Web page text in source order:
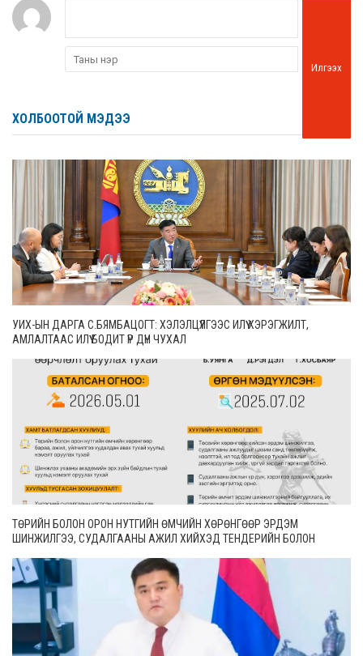
Илгээх
ХОЛБООТОЙ МЭДЭЭ
УИХ-ЫН ДАРГА С.БЯМБАЦОГТ: ХЭЛЭЛЦҮҮЛГЭЭС ИЛҮҮ ХЭРЭГЖИЛТ,
АМЛАЛТААС ИЛҮҮ БОДИТ ҮР ДҮН ЧУХАЛ
ТӨРИЙН БОЛОН ОРОН НУТГИЙН ӨМЧИЙН ХӨРӨНГӨӨР ЭРДЭМ
ШИНЖИЛГЭЭ, СУДАЛГААНЫ АЖИЛ ХИЙХЭД ТЕНДЕРИЙН БОЛОН